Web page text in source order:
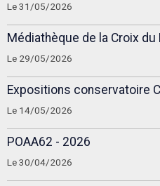
Le 31/05/2026
Médiathèque de la Croix du
Le 29/05/2026
Expositions conservatoire
Le 14/05/2026
POAA62 - 2026
Le 30/04/2026